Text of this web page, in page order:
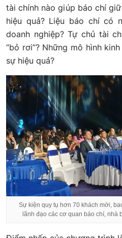
tài chính nào giúp báo chí
hiệu quả? Liệu báo chí có
doanh nghiệp? Tự chủ tài
“bỏ rơi”? Những mô hình
sự hiệu quả?
Sự kiện quy tụ hơn 70 khách mời,
lãnh đạo các cơ quan báo chí, nhà